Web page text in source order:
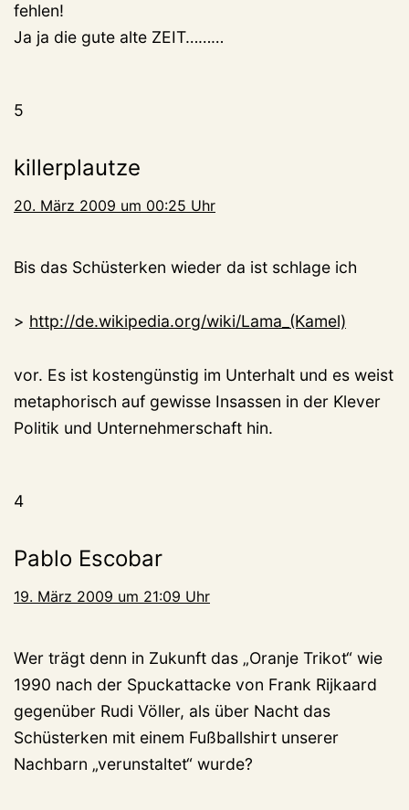
fehlen!
Ja ja die gute alte ZEIT………
5
killerplautze
20. März 2009 um 00:25 Uhr
Bis das Schüsterken wieder da ist schlage ich
> http://de.wikipedia.org/wiki/Lama_(Kamel)
vor. Es ist kostengünstig im Unterhalt und es weist
metaphorisch auf gewisse Insassen in der Klever
Politik und Unternehmerschaft hin.
4
Pablo Escobar
19. März 2009 um 21:09 Uhr
Wer trägt denn in Zukunft das „Oranje Trikot“ wie
1990 nach der Spuckattacke von Frank Rijkaard
gegenüber Rudi Völler, als über Nacht das
Schüsterken mit einem Fußballshirt unserer
Nachbarn „verunstaltet“ wurde?